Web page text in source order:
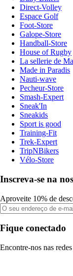
Direct-Volley
Espace Golf
Foot-Store
Galope-Store
Handball-Store
House of Rugby
La sellerie de
Made in Paradis
Nauti-wave
Pecheur-Store
Smash-Expert
Sneak'In
Sneakids
Sport is good
Training-Fit
Trek-Expert
TripNBikers
Vélo-Store
Inscreva-se na
Aproveite 10% de
Fique conectado
Encontre-nos nas